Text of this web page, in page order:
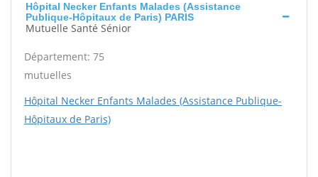
Hôpital Necker Enfants Malades (Assistance
Publique-Hôpitaux de Paris) PARIS
Mutuelle Santé Sénior
Département: 75
mutuelles
Hôpital Necker Enfants Malades (Assistance Publique-
Hôpitaux de Paris)